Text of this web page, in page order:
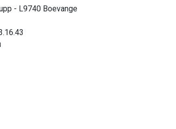
- L9740 Boevange